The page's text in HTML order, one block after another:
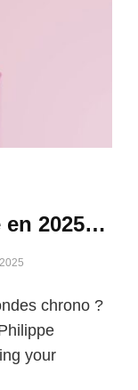
en 2025…
chrono ?
your